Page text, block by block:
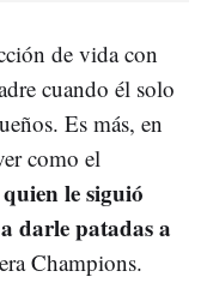
de vida con
cuando él solo
Es más, en
como el
le siguió
darle patadas a
Champions.